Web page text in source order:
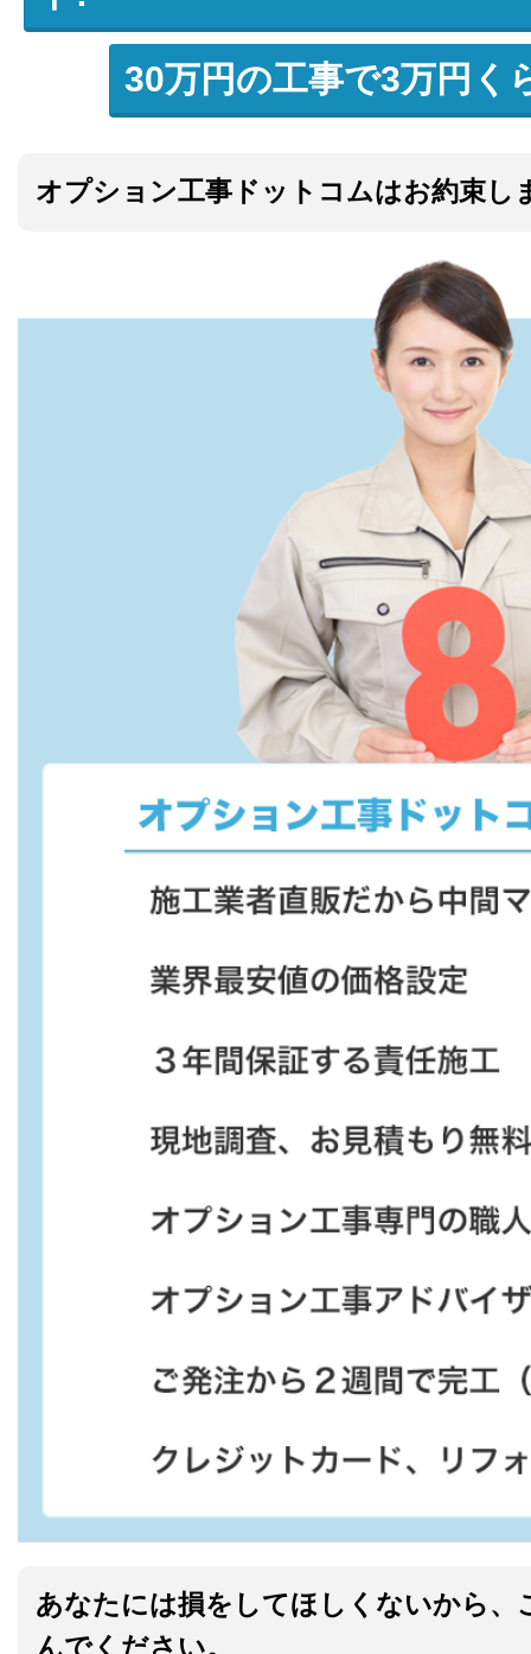
30万円の工事で3万円く
オプション工事ドットコムはお約束し
あなたには損をしてほしくないから、
んでください。